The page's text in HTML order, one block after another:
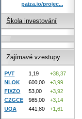
paiza.io/projec...
Škola investování
Zajímavé vzestupy
PVT 1,19
+38,37
NLOK
600,00
+3,99
FIXZO
53,00
+3,92
CZGCE
985,00
+3,14
UQA
441,80 +1,61